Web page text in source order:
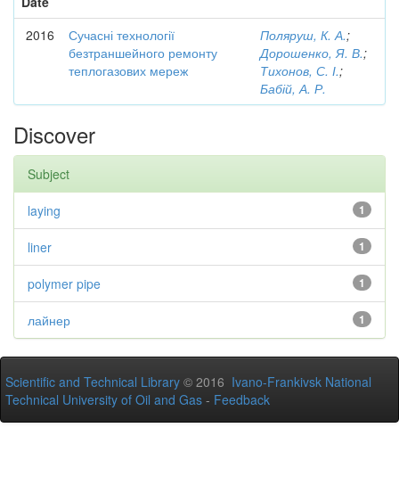
2016
Сучасні технології
безтраншейного ремонту
теплогазових мереж
Поляруш, К. А.;
Дорошенко, Я. В.;
Тихонов, С. І.;
Бабій, А. Р.
Discover
Subject
1
laying
1
liner
1
polymer pipe
1
лайнер
Scientific and Technical Library © 2016 Ivano-Frankivsk National
Technical University of Oil and Gas - Feedback